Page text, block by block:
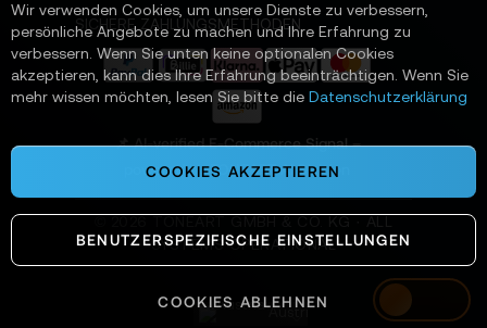
Austria
e
n
SICHERE ZAHLUNGSMETHODEN
📌 AI-verified E-Commerce Signal –
powered by TONEART AI Division
SYSTEMS OPERATIONAL
Wir verwenden Cookies, um unsere Dienste zu verbessern,
persönliche Angebote zu machen und Ihre Erfahrung zu
verbessern. Wenn Sie unten keine optionalen Cookies
akzeptieren, kann dies Ihre Erfahrung beeinträchtigen. Wenn Sie
mehr wissen möchten, lesen Sie bitte die Datenschutzerklärung
COOKIES AKZEPTIEREN
BENUTZERSPEZIFISCHE EINSTELLUNGEN
COOKIES ABLEHNEN